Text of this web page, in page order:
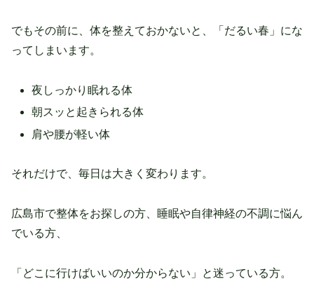
でもその前に、体を整えておかないと、「だるい春」にな
ってしまいます。
夜しっかり眠れる体
朝スッと起きられる体
肩や腰が軽い体
それだけで、毎日は大きく変わります。
広島市で整体をお探しの方、睡眠や自律神経の不調に悩ん
でいる方、
「どこに行けばいいのか分からない」と迷っている方。